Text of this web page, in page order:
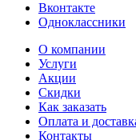
Вконтакте
Одноклассники
О компании
Услуги
Акции
Скидки
Как заказать
Оплата и
Контакты